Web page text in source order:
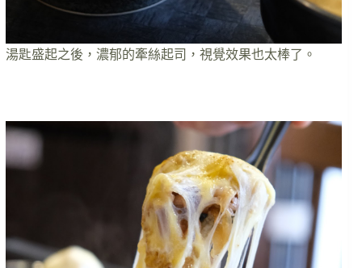
湯匙盛起之後，濃郁的牽絲起司，視覺效果也太棒了。